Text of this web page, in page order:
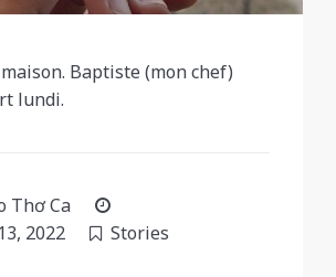
Baptiste (mon chef)
lundi.
Thơ Ca
2022
Stories